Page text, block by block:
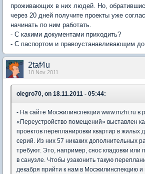
проживающих в них людей. Но,
через 20 дней получите проекты уже
начинать по ним работать.
- С какими документами приходить?
- С паспортом и правоустанавливающим
2taf4u
18 Nov 2011
olegro70, on 18.11.2011 - 05:44:
- На сайте Мосжилинспекции www.mzhi.ru в
«Переустройство помещений» выставлен
проектов перепланировки квартир в жилых
серий. Из них 57 никаких дополнительных
требуют. Это, например, снос кладовки или
в санузле. Чтобы узаконить такую
декабря прийти к нам в Мосжилинспекцию и